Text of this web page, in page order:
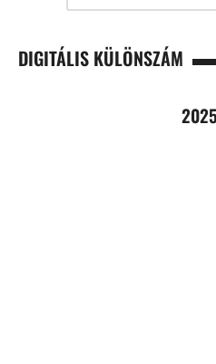
DIGITÁLIS KÜLÖNSZÁM